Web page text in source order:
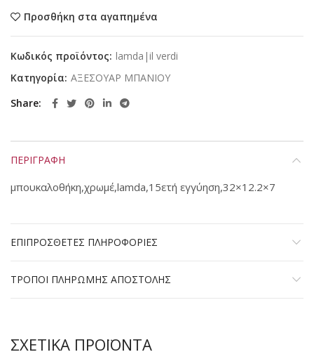
Προσθήκη στα αγαπημένα
Κωδικός προϊόντος: lamda|il verdi
Κατηγορία: ΑΞΕΣΟΥΑΡ ΜΠΑΝΙΟΥ
Share
ΠΕΡΙΓΡΑΦΗ
μπουκαλοθήκη,χρωμέ,lamda,15ετή εγγύηση,32×12.2×7
ΕΠΙΠΡΟΣΘΕΤΕΣ ΠΛΗΡΟΦΟΡΙΕΣ
ΤΡΟΠΟΙ ΠΛΗΡΩΜΗΣ ΑΠΟΣΤΟΛΗΣ
ΣΧΕΤΙΚΑ ΠΡΟΪΟΝΤΑ